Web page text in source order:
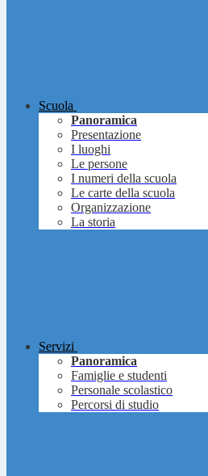
Scuola
Panoramica
Presentazione
I luoghi
Le persone
I numeri della scuola
Le carte della scuola
Organizzazione
La storia
Servizi
Panoramica
Famiglie e studenti
Personale scolastico
Percorsi di studio